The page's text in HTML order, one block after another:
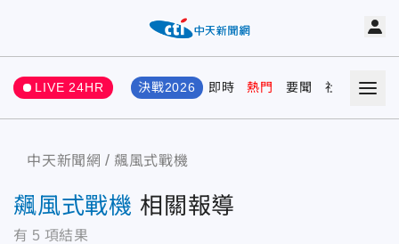
LIVE 24HR 決戰2026 即時 熱門 要聞 社會 娛樂
中天新聞網 飆風式戰機
飆風式戰機 相關報導
有 5 項結果